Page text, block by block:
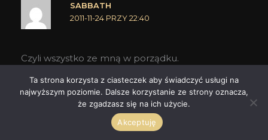
SABBATH
2011-11-24 PRZY 22:40
Czyli wszystko ze mną w porządku.
Klapa, mili Państwo…
Odpowiedz
Ta strona korzysta z ciasteczek aby świadczyć usługi na
najwyższym poziomie. Dalsze korzystanie ze strony oznacza,
że zgadzasz się na ich użycie.
Akceptuję